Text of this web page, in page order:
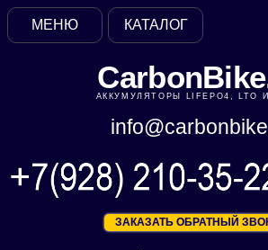
АККУМУЛЯТОРЫ LIFEPO4, LTO
ЗАКАЗАТЬ ОБРАТНЫЙ
КАТАЛОГ
МЕНЮ